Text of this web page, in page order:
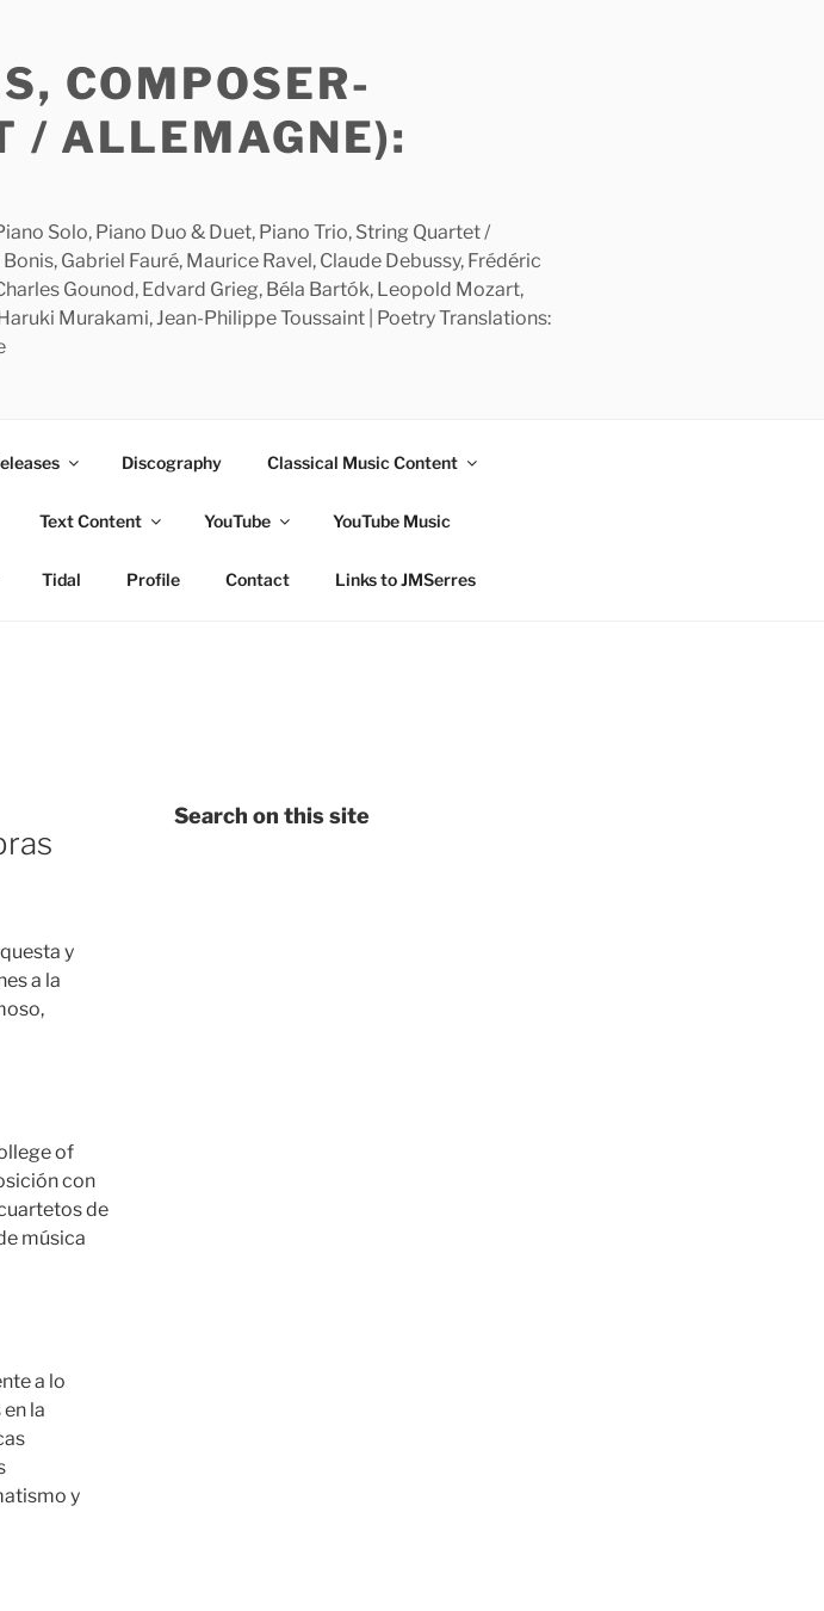
COMPOSER-
/ ALLEMAGNE):
Solo, Piano Duo & Duet, Piano Trio, String Quartet /
Gabriel Fauré, Maurice Ravel, Claude Debussy, Frédéric
Gounod, Edvard Grieg, Béla Bartók, Leopold Mozart,
Murakami, Jean-Philippe Toussaint | Poetry Translations:
Discography Classical Music Content
Text Content YouTube YouTube Music
Tidal Profile Contact Links to JMSerres
y
a la
of
con
de
música
a lo
la
y
Search on this site